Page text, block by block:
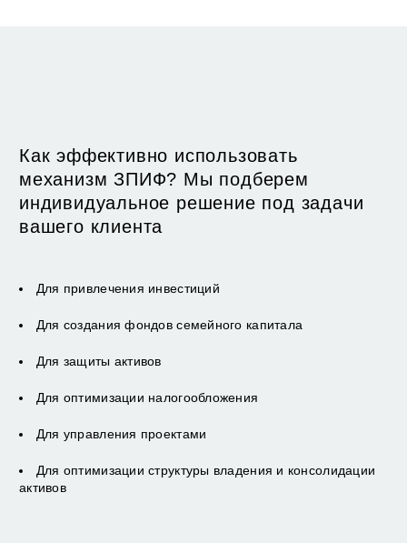
Как эффективно использовать
механизм ЗПИФ? Мы подберем
индивидуальное решение под задачи
вашего клиента
Для привлечения инвестиций
Для создания фондов семейного капитала
Для защиты активов
Для оптимизации налогообложения
Для управления проектами
Для оптимизации структуры владения и консолидации
активов